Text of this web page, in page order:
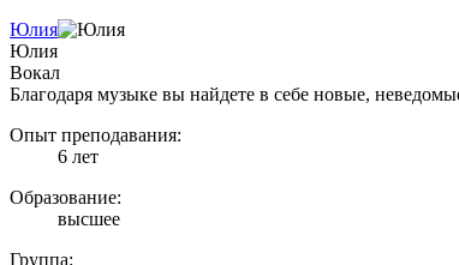
Юлия
Юлия
Вокал
Благодаря музыке вы найдете в себе новые,
Опыт преподавания:
6 лет
Образование:
высшее
Группа: